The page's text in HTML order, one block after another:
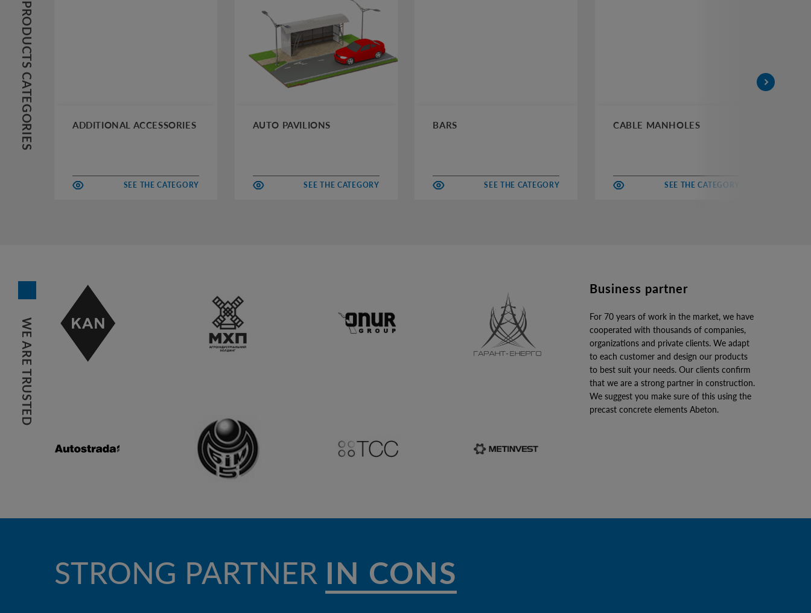
PRODUCTS CATEGORIES ADDITIONAL ACCESSORIES
SEE THE CATEGORY
AUTO PAVILIONS
SEE THE CATEGORY
BARS
SEE THE CATEGORY
CABLE MANHOLES
SEE THE CATEGORY
WE ARE TRUSTED
Business partner
For 70 years of work in the market, we have
cooperated with thousands of companies,
organizations and private clients. We adapt
to each customer and design our products
to best suit your needs. Our clients confirm
that we are a strong partner in construction.
We suggest you make sure of this using the
precast concrete elements Abeton.
STRONG PARTNER IN CONSTRUCTION